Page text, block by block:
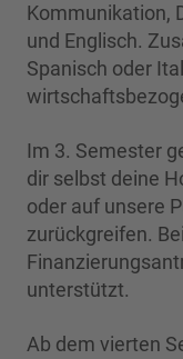
Kommunikation,
und Englisch.
Spanisch oder
Im 3. Semester
dir selbst deine
oder auf unsere
zurückgreifen.
unterstützt.
Ab dem vierten